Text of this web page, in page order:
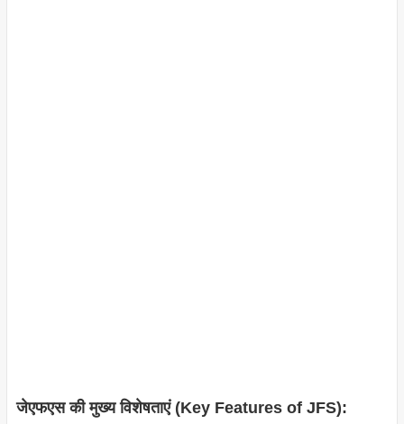
जेएफएस की मुख्य विशेषताएं (Key Features of JFS):